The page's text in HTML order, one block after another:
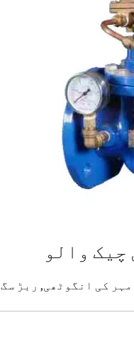
ساخت کا نام: والو باڈی, نٹ, جڑنا بولٹ, تنا, بونٹ, گیند والو, گاسکیٹ, o مہر کی انگوٹھی, ربڑ سگ